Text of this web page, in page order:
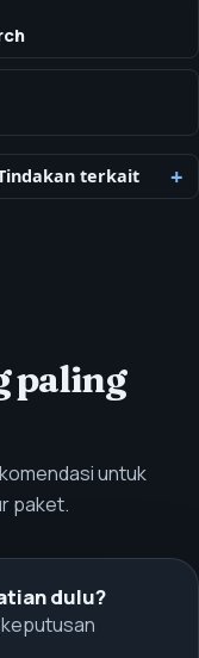
terkait
paling
untuk
paket.
dulu?